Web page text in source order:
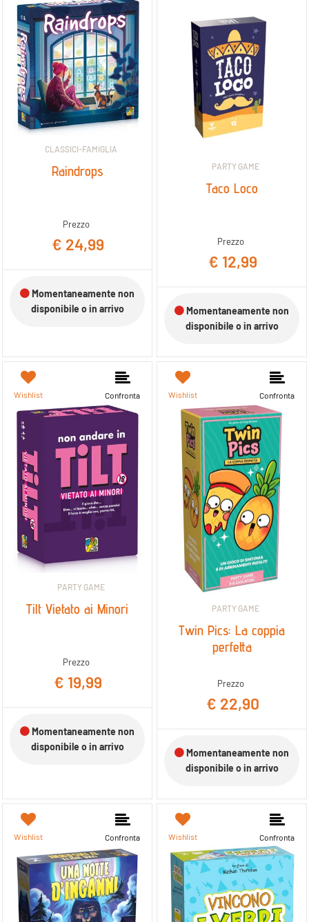
CLASSICI-FAMIGLIA
Raindrops
Prezzo
€ 24,99
Momentaneamente non
disponibile o in arrivo
PARTY GAME
Taco Loco
Prezzo
€ 12,99
Momentaneamente non
disponibile o in arrivo
Wishlist Confronta
PARTY GAME
Tilt Vietato ai Minori
Prezzo
€ 19,99
Momentaneamente non
disponibile o in arrivo
Wishlist Confronta
PARTY GAME
Twin Pics: La coppia
perfetta
Prezzo
€ 22,90
Momentaneamente non
disponibile o in arrivo
Wishlist Confronta Wishlist Confronta